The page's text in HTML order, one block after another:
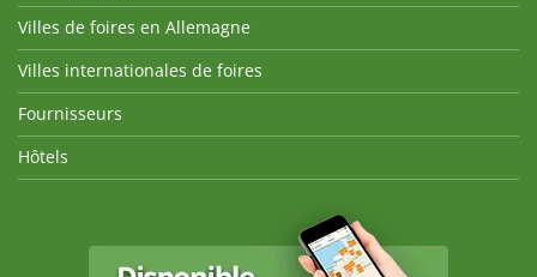
Villes de foires en Allemagne
Villes internationales de foires
Fournisseurs
Hôtels